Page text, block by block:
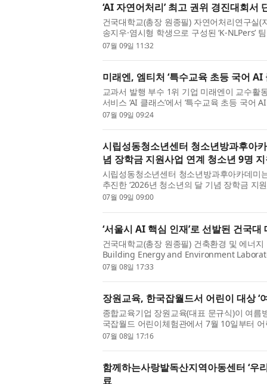
‘AI 자연어처리’ 최고 권위 경진대회서
건국대학교(총장 원종필) 자연어처리연구실
송지우·염시형 학생으로 구성된 ‘K-NLPers’
대회인 ‘SemEval-2026 Task 7’에서 단답형
07월 09일 11:32
미래엔, 엠티처 ‘특수교육 초등 국어 AI
교과서 발행 부수 1위 기업 미래엔이 교수활
서비스 ‘AI 클래스’에서 ‘특수교육 초등 국어
오픈했다. 지난해 3~4학년 콘텐츠를 선보인
07월 09일 09:24
시립성동청소년센터 청소년방과후아
념 장학금 지원사업 연계 청소년 9명
시립성동청소년센터 청소년방과후아카데미
추진한 ‘2026년 청소년의 달 기념 장학금 지
장학생으로 선정되는 성과를 거뒀다. 이번
07월 09일 09:00
‘서울시 AI 핵심 인재’로 선발된 건국대
건국대학교(총장 원종필) 건축환경 및 에너
Building Energy and Environment
석박통합과정생이 서울장학재단이 주관하는
07월 08일 17:33
장원교육, 한국잡월드서 어린이 대상 ‘
종합교육기업 장원교육(대표 문규식)이 여
국잡월드 어린이체험관에서 7월 10일부터
름방학 이벤트’를 진행한다. 장원교육은 한
07월 08일 17:16
함께하는사랑밭독산지역아동센터 ‘우
료